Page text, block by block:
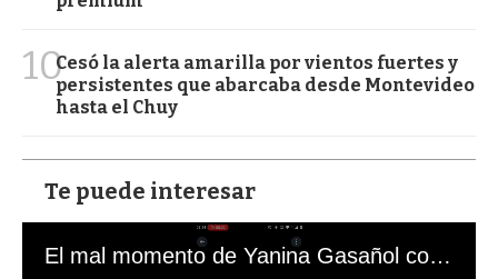
10Cesó la alerta amarilla por vientos fuertes y
persistentes que abarcaba desde Montevideo
hasta el Chuy
Te puede interesar
El mal momento de Yanina Gasañol con un hincha argentino en "Subrayado"